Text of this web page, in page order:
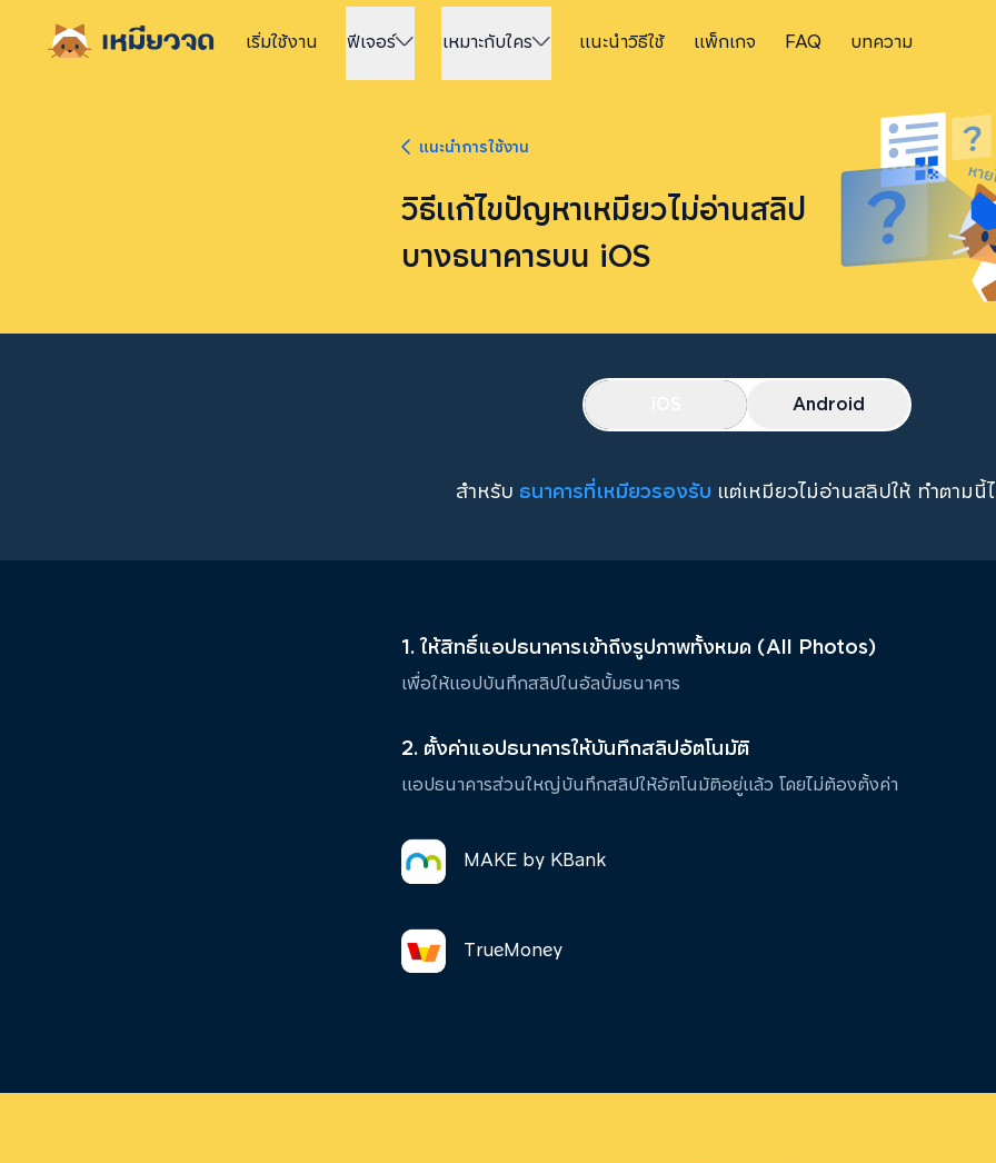
เริ่มใช้งาน ฟีเจอร์ เหมาะกับใคร แนะนำวิธีใช้ แพ็กเกจ FAQ บทความ
แนะนำการใช้งาน
วิธีแก้ไขปัญหาเหมียวไม่อ่านสลิป
บางธนาคารบน iOS
Android
สำหรับ ธนาคารที่เหมียวรองรับ แต่เหมียวไม่อ่านสลิปให้ ทำตามนี้
1. ให้สิทธิ์แอปธนาคารเข้าถึงรูปภาพทั้งหมด (All Photos)
เพื่อให้แอปบันทึกสลิปในอัลบั้มธนาคาร
2. ตั้งค่าแอปธนาคารให้บันทึกสลิปอัตโนมัติ
แอปธนาคารส่วนใหญ่บันทึกสลิปให้อัตโนมัติอยู่แล้ว โดยไม่ต้องตั้งค่า
MAKE by KBank
TrueMoney